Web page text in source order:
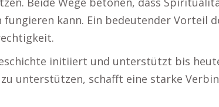
kann. Ein bedeutender Vorteil
initiiert und unterstützt bis
unterstützen, schafft eine starke